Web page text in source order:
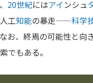
20世紀にはアインシュ
工知能の暴走——科学
お、終焉の可能性と向
でもある。